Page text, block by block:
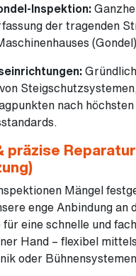
Inspektion:
der tragenden
(Gondel).
nach höchsten
präzise
Mängel
enge Anbindung an
eine schnelle und
Hand – flexibel mittels
oder